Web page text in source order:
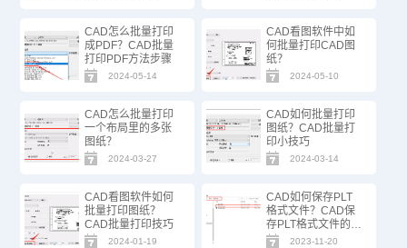
CAD怎么批量打印
成PDF？CAD批量
打印PDF方法步骤
2024-05-14
CAD看图软件中如
何批量打印CAD图
纸？
2024-05-10
CAD怎么批量打印
一个布局里的多张
图纸？
2024-03-27
CAD如何批量打印
图纸？CAD批量打
印小技巧
2024-03-14
CAD看图软件如何
批量打印图纸？
CAD批量打印技巧
2024-01-19
CAD如何保存PLT
格式文件？CAD保
存PLT格式文件的方
法
2023-11-20